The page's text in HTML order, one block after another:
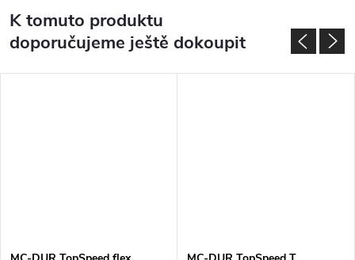
K tomuto produktu
doporučujeme ještě dokoupit